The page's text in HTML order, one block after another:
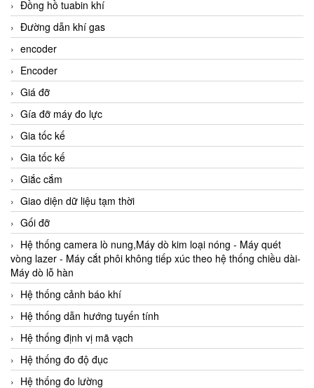
Đồng hồ tuabin khí
Đường dẫn khí gas
encoder
Encoder
Giá đỡ
Gía đỡ máy đo lực
Gia tốc kế
Gia tốc kế
Giắc cắm
Giao diện dữ liệu tạm thời
Gối đỡ
Hệ thống camera lò nung,Máy dò kim loại nóng - Máy quét
vòng lazer - Máy cắt phôi không tiếp xúc theo hệ thống chiều dài-
Máy dò lỗ hàn
Hệ thống cảnh báo khí
Hệ thống dẫn hướng tuyến tính
Hệ thống định vị mã vạch
Hệ thống đo độ đục
Hệ thống đo lường